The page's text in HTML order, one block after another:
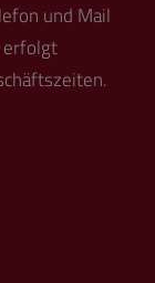
und Mail
erfolgt